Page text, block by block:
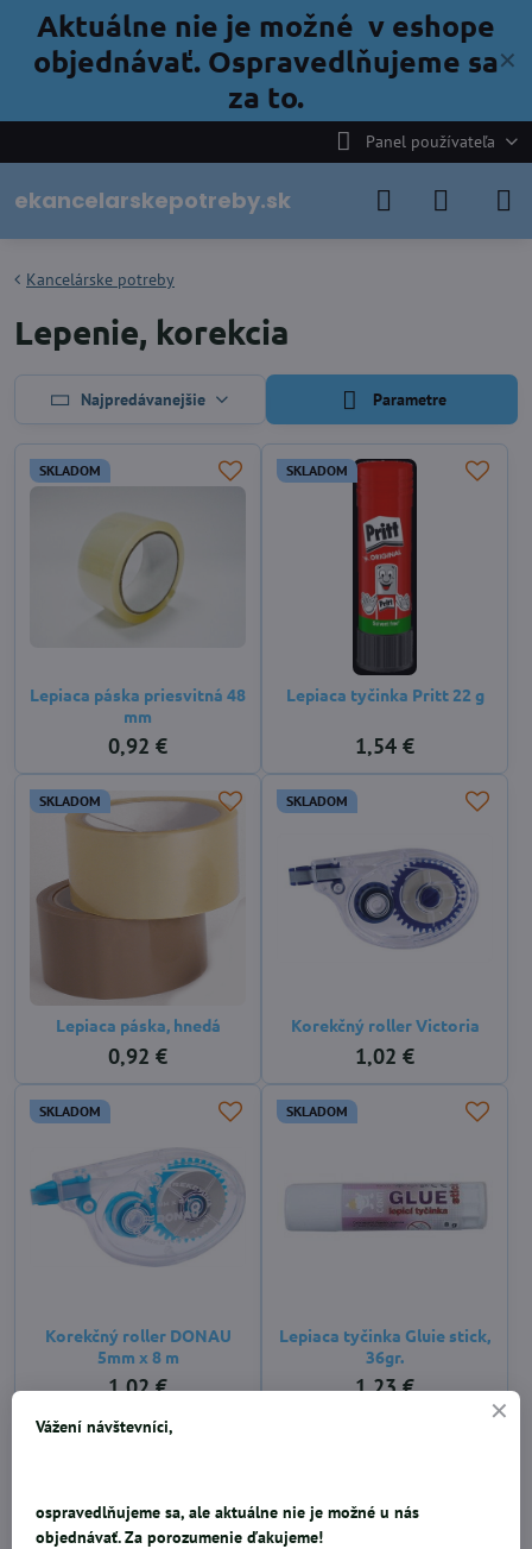
✕
Aktuálne nie je možné v eshope
objednávať. Ospravedlňujeme sa
za to.
Panel používateľa
ekancelarskepotreby.sk
Kancelárske potreby
Lepenie, korekcia
Najpredávanejšie Parametre
SKLADOM
Lepiaca páska priesvitná 48
mm
0,92 €
SKLADOM
Lepiaca tyčinka Pritt 22 g
1,54 €
SKLADOM
Lepiaca páska, hnedá
0,92 €
SKLADOM
Korekčný roller Victoria
1,02 €
SKLADOM
Korekčný roller DONAU
5mm x 8 m
1,02 €
SKLADOM
Lepiaca tyčinka Gluie stick,
36gr.
1,23 €
Vážení návštevníci,
ospravedlňujeme sa, ale aktuálne nie je možné u nás
objednávať. Za porozumenie ďakujeme!